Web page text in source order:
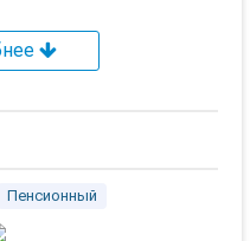
Пенсионный